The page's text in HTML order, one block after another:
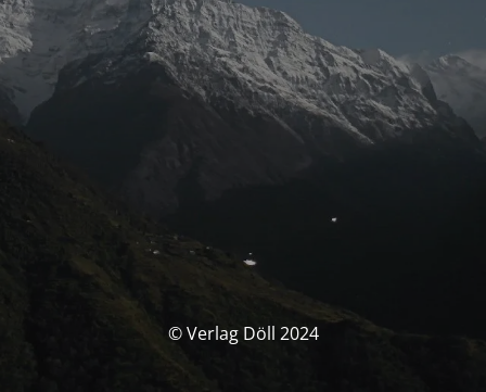
© Verlag Döll 2024